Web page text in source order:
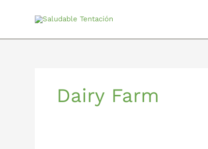
Dairy Farm